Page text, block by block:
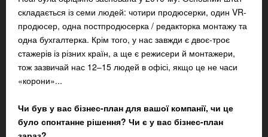
складається із семи людей: чотири продюсерки, один VR-
продюсер, одна постпродюсерка / редакторка монтажу та
одна бухгалтерка. Крім того, у нас завжди є двоє-троє
стажерів із різних країн, а ще є режисери й монтажери,
тож зазвичай нас 12–15 людей в офісі, якщо це не часи
«корони»...
Чи був у вас бізнес-план для вашої компанії, чи це
було спонтанне рішення? Чи є у вас бізнес-план